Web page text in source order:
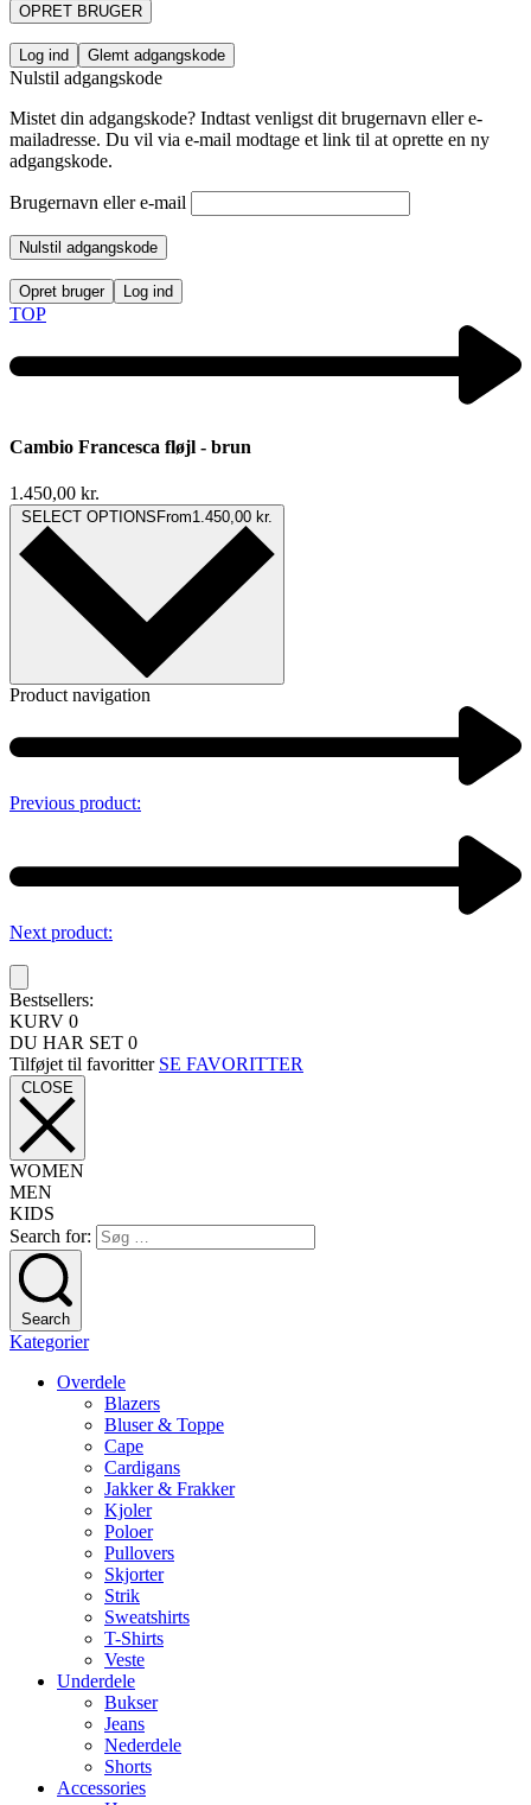
OPRET BRUGER
Log ind Glemt adgangskode
Nulstil adgangskode
Mistet din adgangskode? Indtast venligst dit brugernavn eller e-
mailadresse. Du vil via e-mail modtage et link til at oprette en ny
adgangskode.
Brugernavn eller e-mail
Nulstil adgangskode
Opret bruger Log ind
TOP
Cambio Francesca fløjl - brun
1.450,00 kr.
SELECT OPTIONS From1.450,00 kr.
Product navigation
Previous product:
Next product:
Bestsellers:
KURV 0
DU HAR SET 0
Tilføjet til favoritter SE FAVORITTER
CLOSE
WOMEN
MEN
KIDS
Search for:
Search
Kategorier
Overdele
Blazers
Bluser & Toppe
Cape
Cardigans
Jakker & Frakker
Kjoler
Poloer
Pullovers
Skjorter
Strik
Sweatshirts
T-Shirts
Veste
Underdele
Bukser
Jeans
Nederdele
Shorts
Accessories